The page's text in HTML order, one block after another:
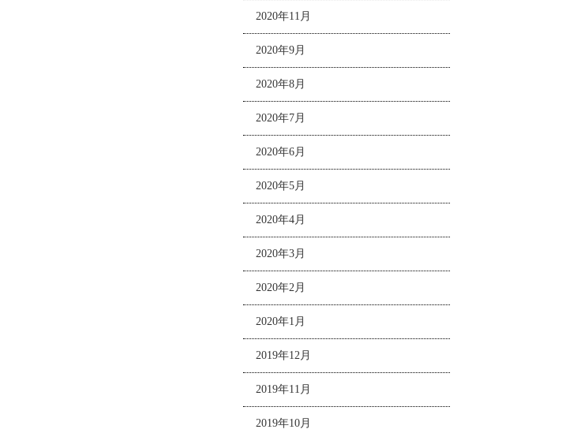
2020年11月
2020年9月
2020年8月
2020年7月
2020年6月
2020年5月
2020年4月
2020年3月
2020年2月
2020年1月
2019年12月
2019年11月
2019年10月